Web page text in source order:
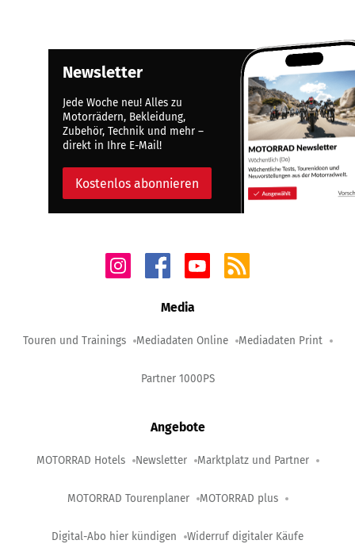
Newsletter
Jede Woche neu! Alles zu
Motorrädern, Bekleidung,
Zubehör, Technik und mehr –
direkt in Ihre E-Mail!
Kostenlos abonnieren
Media
Touren und Trainings Mediadaten Online Mediadaten Print
Partner 1000PS
Angebote
MOTORRAD Hotels Newsletter Marktplatz und Partner
MOTORRAD Tourenplaner MOTORRAD plus
Digital-Abo hier kündigen Widerruf digitaler Käufe